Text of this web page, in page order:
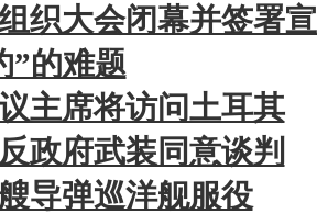
织大会闭幕并签署
”的难题
主席将访问土耳其
政府武装同意谈判
导弹巡洋舰服役